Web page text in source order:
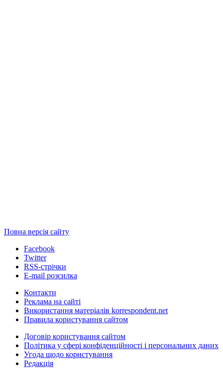
Повна версія сайту
Facebook
Twitter
RSS-стрічки
E-mail розсилка
Контакти
Реклама на сайті
Використання матеріалів korrespondent.net
Правила користування сайтом
Договір користування сайтом
Політика у сфері конфіденційності і персональних даних
Угода щодо користування
Редакція